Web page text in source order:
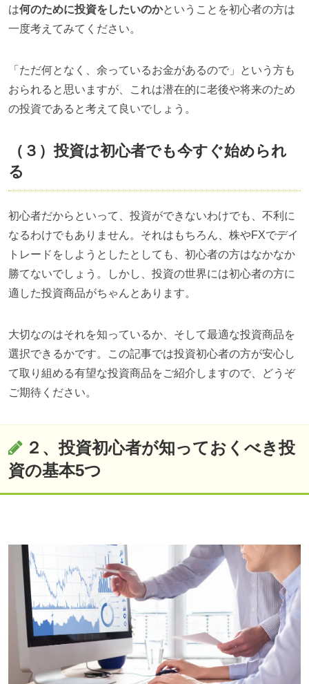
は何のために投資をしたいのかということを初心者の方は
一度考えてみてください。
「ただ何となく、余っているお金があるので」という方も
おられると思いますが、これは潜在的に老後や将来のため
の投資であると考えて良いでしょう。
（３）投資は初心者でも今すぐ始められ
る
初心者だからといって、投資ができないわけでも、不利に
なるわけでもありません。それはもちろん、株やFXでデイ
トレードをしようとしたとしても、初心者の方はなかなか
勝てないでしょう。しかし、投資の世界には初心者の方に
適した投資商品がちゃんとあります。
大切なのはそれを知っているか、そして最適な投資商品を
選択できるかです。この記事では投資初心者の方が安心し
て取り組める有望な投資商品をご紹介しますので、どうぞ
ご期待ください。
２、投資初心者が知っておくべき投
資の基本5つ